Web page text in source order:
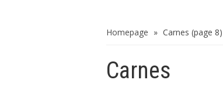
Homepage » Carnes (page 8)
Carnes